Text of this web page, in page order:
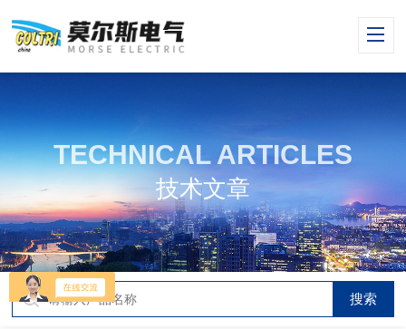
TECHNICAL ARTICLES
技术文章